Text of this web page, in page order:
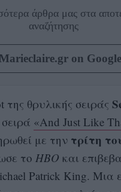
άρθρα μας στα
αναζήτησης
on Google
της θρυλικής σειράς
«And Just Like
με την τρίτη
το HBO και
Patrick King. Μια